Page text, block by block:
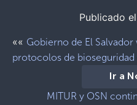
Publicado
«« Gobierno de El
protocolos de
Ir a
MITUR y OSN